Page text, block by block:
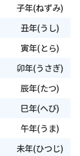
子年(ねずみ)
丑年(うし)
寅年(とら)
卯年(うさぎ)
辰年(たつ)
巳年(へび)
午年(うま)
未年(ひつじ)